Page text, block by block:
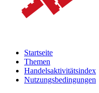
Startseite
Themen
Handelsaktivitätsindex
Nutzungsbedingungen